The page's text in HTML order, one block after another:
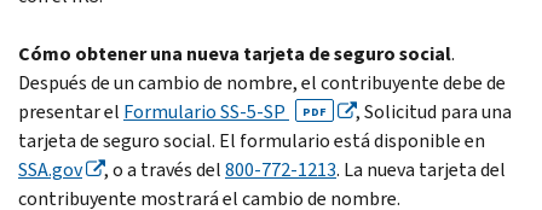
Cómo obtener una nueva tarjeta de seguro social.
Después de un cambio de nombre, el contribuyente debe de
presentar el Formulario SS-5-SP PDF
, Solicitud para una
tarjeta de seguro social. El formulario está disponible en
SSA.gov
, o a través del800-772-1213. La nueva tarjeta del
contribuyente mostrará el cambio de nombre.